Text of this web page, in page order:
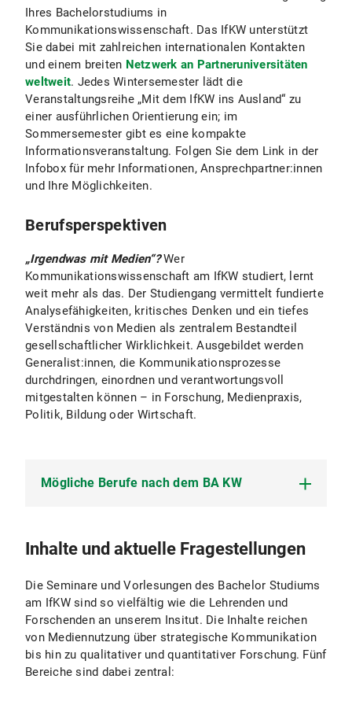
Ihres Bachelorstudiums in
Kommunikationswissenschaft. Das IfKW unterstützt
Sie dabei mit zahlreichen internationalen Kontakten
und einem breiten Netzwerk an Partneruniversitäten
weltweit. Jedes Wintersemester lädt die
Veranstaltungsreihe „Mit dem IfKW ins Ausland“ zu
einer ausführlichen Orientierung ein; im
Sommersemester gibt es eine kompakte
Informationsveranstaltung. Folgen Sie dem Link in der
Infobox für mehr Informationen, Ansprechpartner:innen
und Ihre Möglichkeiten.
Berufsperspektiven
„Irgendwas mit Medien“? Wer
Kommunikationswissenschaft am IfKW studiert, lernt
weit mehr als das. Der Studiengang vermittelt fundierte
Analysefähigkeiten, kritisches Denken und ein tiefes
Verständnis von Medien als zentralem Bestandteil
gesellschaftlicher Wirklichkeit. Ausgebildet werden
Generalist:innen, die Kommunikationsprozesse
durchdringen, einordnen und verantwortungsvoll
mitgestalten können – in Forschung, Medienpraxis,
Politik, Bildung oder Wirtschaft.
Mögliche Berufe nach dem BA KW
Rundfunkmedien als Reporter:in, Redakteur:in,
Public Relations:Arbeit in der
Öffentlichkeitsarbeit, dem
Stakeholdermanagement, oder als
Pressesprecher:in.
Marketing und Werbung:
Inhalte und aktuelle Fragestellungen
Die Seminare und Vorlesungen des Bachelor Studiums
am IfKW sind so vielfältig wie die Lehrenden und
Forschenden an unserem Insitut. Die Inhalte reichen
von Mediennutzung über strategische Kommunikation
bis hin zu qualitativer und quantitativer Forschung. Fünf
Bereiche sind dabei zentral: